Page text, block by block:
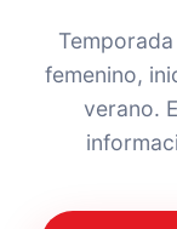
femenino,
verano.